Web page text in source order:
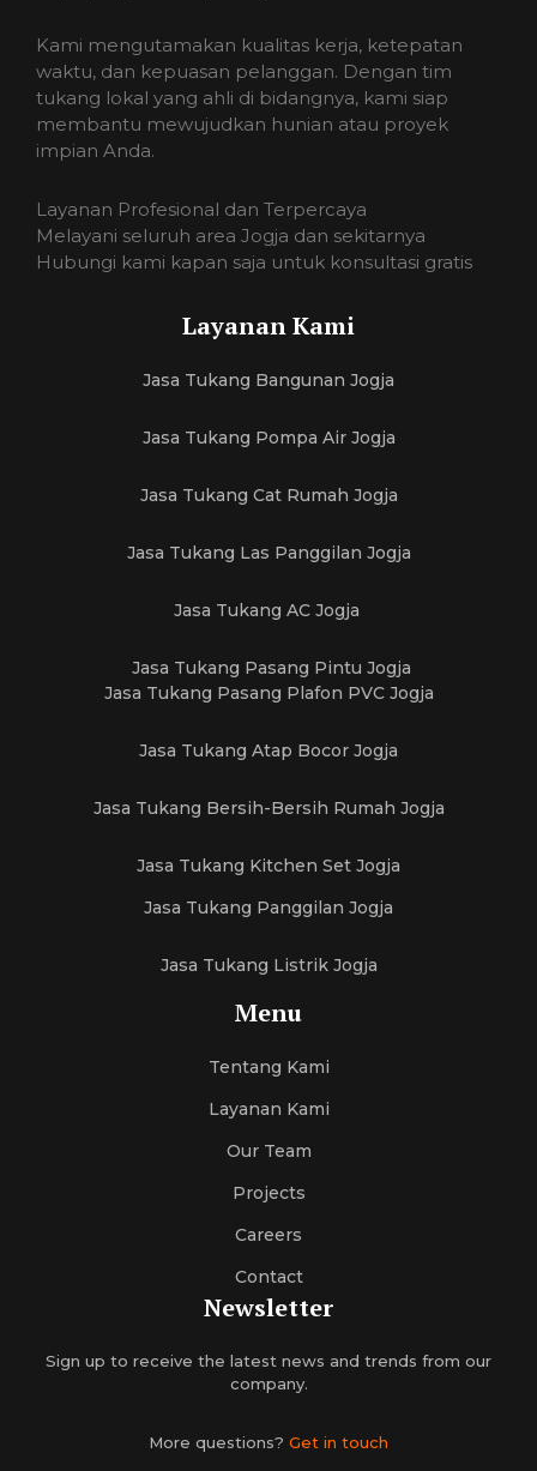
Kami mengutamakan kualitas kerja, ketepatan
waktu, dan kepuasan pelanggan. Dengan tim
tukang lokal yang ahli di bidangnya, kami siap
membantu mewujudkan hunian atau proyek
impian Anda.
Layanan Profesional dan Terpercaya
Melayani seluruh area Jogja dan sekitarnya
Hubungi kami kapan saja untuk konsultasi gratis
Layanan Kami
Jasa Tukang Bangunan Jogja
Jasa Tukang Pompa Air Jogja
Jasa Tukang Cat Rumah Jogja
Jasa Tukang Las Panggilan Jogja
Jasa Tukang AC Jogja
Jasa Tukang Pasang Pintu Jogja
Jasa Tukang Pasang Plafon PVC Jogja
Jasa Tukang Atap Bocor Jogja
Jasa Tukang Bersih-Bersih Rumah Jogja
Jasa Tukang Kitchen Set Jogja
Jasa Tukang Panggilan Jogja
Jasa Tukang Listrik Jogja
Menu
Tentang Kami
Layanan Kami
Our Team
Projects
Careers
Contact
Newsletter
Sign up to receive the latest news and trends from our
company.
More questions? Get in touch